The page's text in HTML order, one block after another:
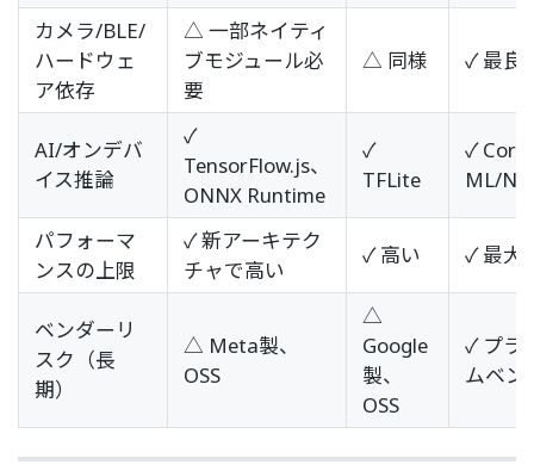
カメラ/BLE/
ハードウェ
ア依存
△ 一部ネイティ
ブモジュール必
要
△ 同様 ✓ 最良
AI/オンデバ
イス推論
✓
TensorFlow.js、
ONNX Runtime
✓
TFLite
✓ Core
ML/
パフォーマ
ンスの上限
✓ 新アーキテク
チャで高い
✓ 高い ✓ 最大
ベンダーリ
スク（長
期）
△ Meta製、
OSS
△
Google
製、
OSS
✓ プラ
ムベン